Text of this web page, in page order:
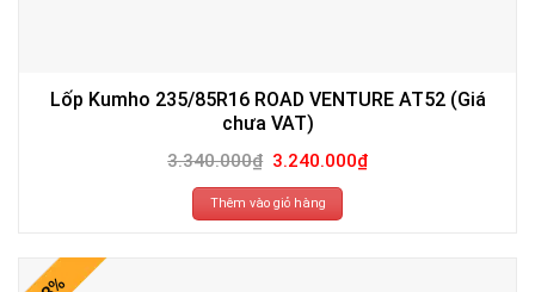
Lốp Kumho 235/85R16 ROAD VENTURE AT52 (Giá
chưa VAT)
3.340.000₫ Giá
gốc
là:
3.340.000₫.
3.240.000₫Giá
hiện
Thêm vào giỏ hàng